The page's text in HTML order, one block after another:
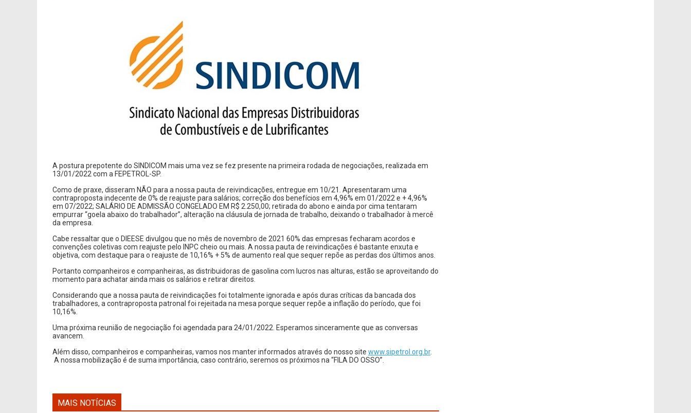
A postura prepotente do SINDICOM mais uma vez se fez presente na primeira rodada de negociações, realizada em
13/01/2022 com a FEPETROL-SP.
Como de praxe, disseram NÃO para a nossa pauta de reivindicações, entregue em 10/21. Apresentaram uma
contraproposta indecente de 0% de reajuste para salários; correção dos benefícios em 4,96% em 01/2022 e + 4,96%
em 07/2022; SALÁRIO DE ADMISSÃO CONGELADO EM R$ 2.250,00; retirada do abono e ainda por cima tentaram
empurrar “goela abaixo do trabalhador”, alteração na cláusula de jornada de trabalho, deixando o trabalhador à mercê
da empresa.
Cabe ressaltar que o DIEESE divulgou que no mês de novembro de 2021 60% das empresas fecharam acordos e
convenções coletivas com reajuste pelo INPC cheio ou mais. A nossa pauta de reivindicações é bastante enxuta e
objetiva, com destaque para o reajuste de 10,16% + 5% de aumento real que sequer repõe as perdas dos últimos anos.
Portanto companheiros e companheiras, as distribuidoras de gasolina com lucros nas alturas, estão se aproveitando do
momento para achatar ainda mais os salários e retirar direitos.
Considerando que a nossa pauta de reivindicações foi totalmente ignorada e após duras críticas da bancada dos
trabalhadores, a contraproposta patronal foi rejeitada na mesa porque sequer repõe a inflação do período, que foi
10,16%.
Uma próxima reunião de negociação foi agendada para 24/01/2022. Esperamos sinceramente que as conversas
avancem.
Além disso, companheiros e companheiras, vamos nos manter informados através do nosso site www.sipetrol.org.br.
A nossa mobilização é de suma importância, caso contrário, seremos os próximos na “FILA DO OSSO”.
MAIS NOTÍCIAS